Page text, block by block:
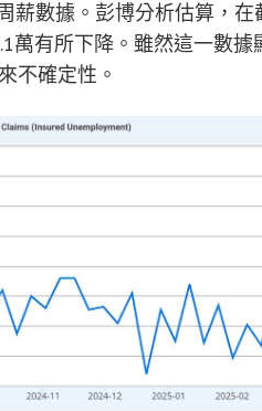
薪數據。彭博分析估算，
萬有所下降。雖然這一數
不確定性。